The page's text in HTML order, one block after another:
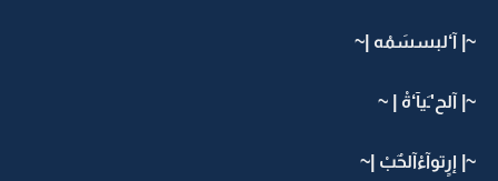
~| آ‘لبسسَمْه |~
~| آلح'ـَيآ‘ةْ | ~
~| إرٍتوآءْآلحٌبْ |~